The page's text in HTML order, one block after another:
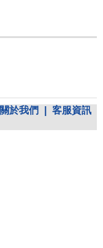
關於我們
客服資訊